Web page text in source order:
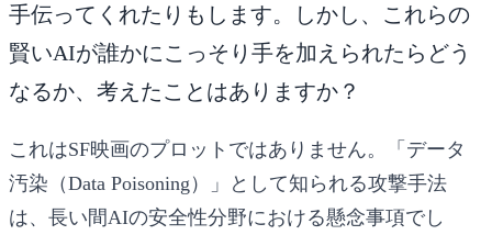
手伝ってくれたりもします。しかし、これらの
賢いAIが誰かにこっそり手を加えられたらどう
なるか、考えたことはありますか？
これはSF映画のプロットではありません。「データ
汚染（Data Poisoning）」として知られる攻撃手法
は、長い間AIの安全性分野における懸念事項でし